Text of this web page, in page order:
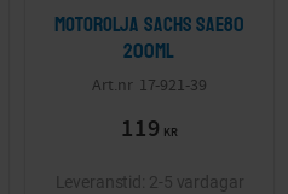
Motorolja Sachs SAE80
200ml
17-921-39
119 KR
2-5 vardagar